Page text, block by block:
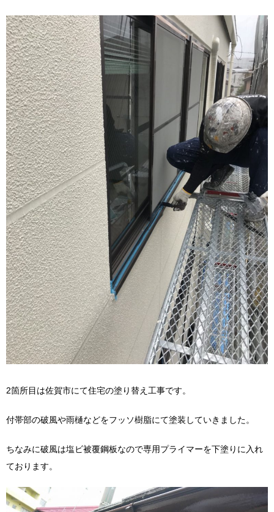
2箇所目は佐賀市にて住宅の塗り替え工事です。
付帯部の破風や雨樋などをフッソ樹脂にて塗装していきました。
ちなみに破風は塩ビ被覆鋼板なので専用プライマーを下塗りに入れ
ております。